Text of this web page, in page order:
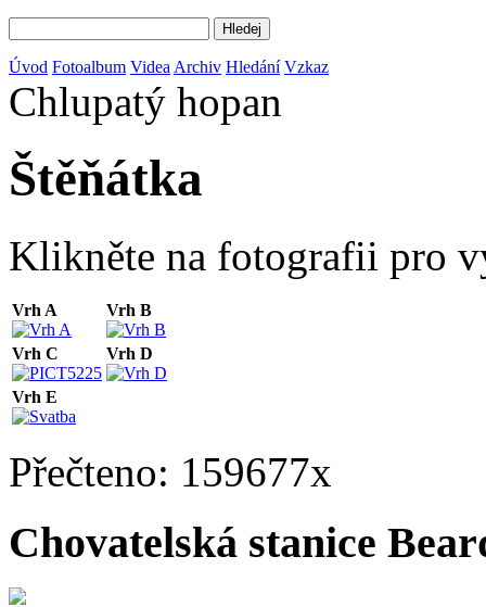
Úvod Fotoalbum Videa Archiv Hledání Vzkaz
Chlupatý hopan
Štěňátka
Klikněte na fotografii pro
Vrh A Vrh B
Vrh C Vrh D
Vrh E
Přečteno: 159677x
Chovatelská stanice